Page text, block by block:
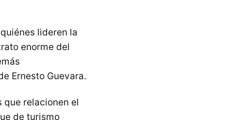
lideren la
enorme del
Ernesto Guevara.
que relacionen el
de turismo